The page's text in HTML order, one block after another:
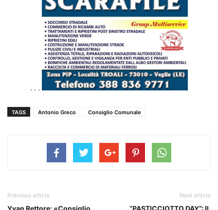
. . .
TAGS Antonio Greco Consiglio Comunale
Previous article
Yvan Rettore: «Consiglio
Next article
“PASTICCIOTTO DAY”: IL